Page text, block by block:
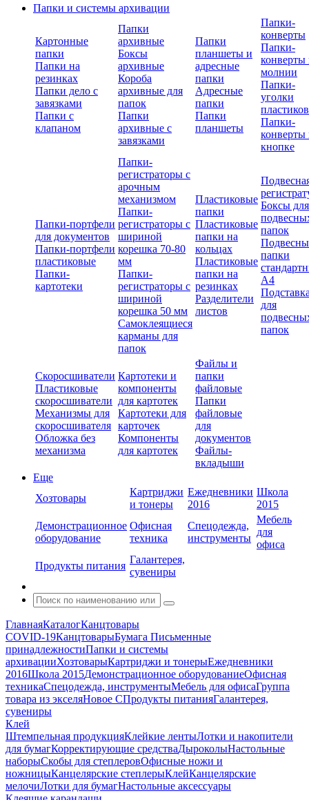
Папки и системы архивации
Картонные
папки
Папки на
резинках
Папки дело с
завязками
Папки с
клапаном
Папки
архивные
Боксы
архивные
Короба
архивные для
папок
Папки
архивные с
завязками
Папки
планшеты и
адресные
папки
Адресные
папки
Папки
планшеты
Папки-
конверты
Папки-
конверты
молнии
Папки-
уголки
Папки-
конверты
кнопке
Папки-портфели
для документов
Папки-портфели
пластиковые
Папки-
картотеки
Папки-
регистраторы с
арочным
механизмом
Папки-
регистраторы с
шириной
корешка 70-80
мм
Папки-
регистраторы с
шириной
корешка 50 мм
Самоклеящиеся
карманы для
папок
Пластиковые
папки
Пластиковые
папки на
кольцах
Пластиковые
папки на
резинках
Разделители
листов
Боксы для
папок
папки
А4
для
папок
Скоросшиватели
Пластиковые
скоросшиватели
Механизмы для
скоросшивателя
Обложка без
механизма
Картотеки и
компоненты
для картотек
Картотеки для
карточек
Компоненты
для картотек
Файлы и
папки
файловые
Папки
файловые
для
документов
Файлы-
вкладыши
Еще
Хозтовары
Картриджи
и тонеры
Ежедневники
2016
Школа
2015
Демонстрационное
оборудование
Офисная
техника
Спецодежда,
инструменты
Мебель
для
офиса
Продукты питания
Галантерея,
сувениры
ГлавнаяКаталогКанцтовары
COVID-19КанцтоварыБумага Письменные
принадлежностиПапки и системы
архивацииХозтоварыКартриджи и тонерыЕжедневники
2016Школа 2015Демонстрационное оборудованиеОфисная
техникаСпецодежда, инструментыМебель для офисаГруппа
товара из экселяНовое СПродукты питанияГалантерея,
сувениры
Клей
Штемпельная продукцияКлейкие лентыЛотки и накопители
для бумагКорректирующие средстваДыроколыНастольные
наборыСкобы для степлеровОфисные ножи и
ножницыКанцелярские степлерыКлейКанцелярские
мелочиЛотки для бумагНастольные аксессуары